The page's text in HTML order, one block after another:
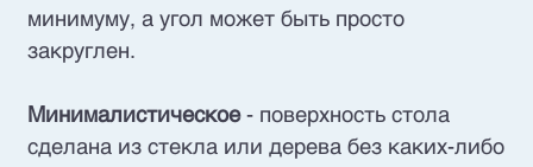
минимуму, а угол может быть просто
закруглен.
Минималистическое- поверхность стола
сделана из стекла или дерева без каких-либо